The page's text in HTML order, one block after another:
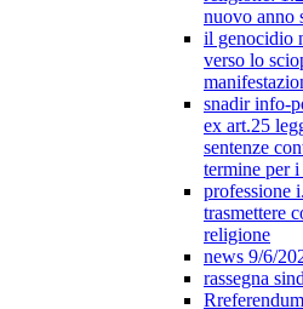
nuovo anno
il genocidio
verso lo
snadir info-
ex art.25
sentenze
termine per
professione
trasmettere
religione
news 9/6/
rassegna